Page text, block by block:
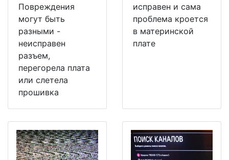
Повреждения
могут быть
разными -
неисправен
разъем,
перегорела плата
или слетела
прошивка
исправен и сама
проблема кроется
в материнской
плате